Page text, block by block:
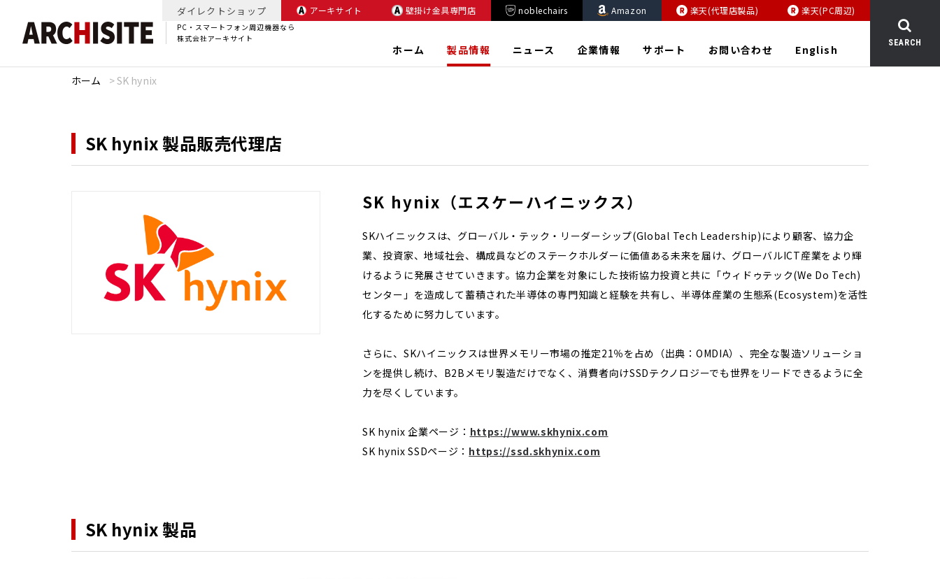
PC・スマートフォン周辺機器なら
株式会社アーキサイト
ダイレクトショップ アーキサイト 壁掛け金具専門店 noblechairs Amazon 楽天(代理店製品) 楽天(PC周辺)
ホーム 製品情報 ニュース 企業情報 サポート お問い合わせ English SEARCH
ホーム >SK hynix
SK hynix 製品販売代理店
SK hynix（エスケーハイニックス）
SKハイニックスは、グローバル・テック・リーダーシップ(Global Tech Leadership)により顧客、協⼒企
業、投資家、地域社会、構成員などのステークホルダーに価値ある未来を届け、グローバルICT産業をより輝
けるように発展させていきます。協⼒企業を対象にした技術協⼒投資と共に「ウィドゥテック(We Do Tech)
センター」を造成して蓄積された半導体の専⾨知識と経験を共有し、半導体産業の⽣態系(Ecosystem)を活性
化するために努⼒しています。
さらに、SKハイニックスは世界メモリー市場の推定21％を占め（出典：OMDIA）、完全な製造ソリューショ
ンを提供し続け、B2Bメモリ製造だけでなく、消費者向けSSDテクノロジーでも世界をリードできるように全
力を尽くしています。
SK hynix 企業ページ： https://www.skhynix.com
SK hynix SSDページ： https://ssd.skhynix.com
SK hynix 製品